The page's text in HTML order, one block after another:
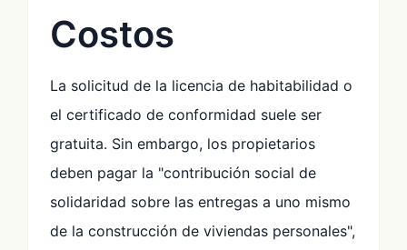
Costos
La solicitud de la licencia de habitabilidad o
el certificado de conformidad suele ser
gratuita. Sin embargo, los propietarios
deben pagar la "contribución social de
solidaridad sobre las entregas a uno mismo
de la construcción de viviendas personales",